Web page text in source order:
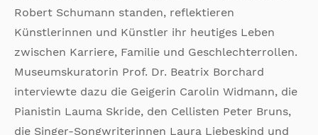
Robert Schumann standen, reflektieren
Künstlerinnen und Künstler ihr heutiges Leben
zwischen Karriere, Familie und Geschlechterrollen.
Museumskuratorin Prof. Dr. Beatrix Borchard
interviewte dazu die Geigerin Carolin Widmann, die
Pianistin Lauma Skride, den Cellisten Peter Bruns,
die Singer-Songwriterinnen Laura Liebeskind und